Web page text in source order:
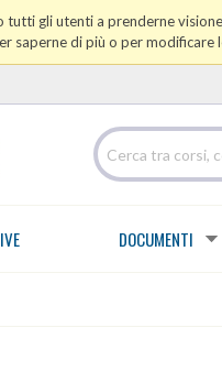
tutti gli utenti a prenderne
saperne di più o per
DOCUMENTI